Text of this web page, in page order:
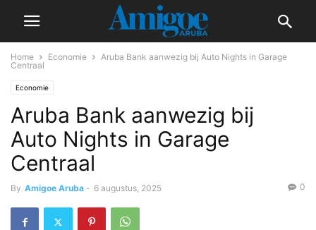
Home Economie
Aruba Bank aanwezig bij Auto Nights in Garage
Centraal
Economie
Aruba Bank aanwezig bij
Auto Nights in Garage
Centraal
By Amigoe Aruba - 6 augustus, 2025 0